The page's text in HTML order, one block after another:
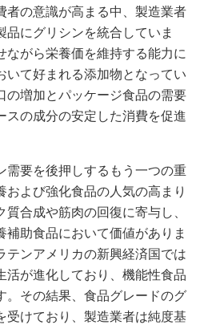
者の意識が高まる中、製造業者
品にグリシンを統合していま
ながら栄養価を維持する能力に
いて好まれる添加物となってい
の増加とパッケージ食品の需要
スの成分の安定した消費を促進
需要を後押しするもう一つの重
よび強化食品の人気の高まり
合成や筋肉の回復に寄与し、
補助食品において価値がありま
テンアメリカの新興経済国では
活が進化しており、機能性食品
。その結果、食品グレードのグ
受けており、製造業者は純度基